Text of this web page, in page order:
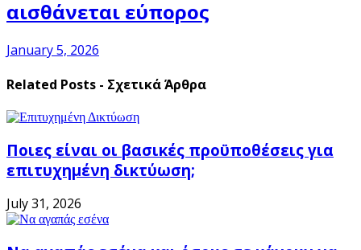
αισθάνεται εύπορος
January 5, 2026
Related Posts - Σχετικά Άρθρα
Ποιες είναι οι βασικές προϋποθέσεις για
επιτυχημένη δικτύωση;
July 31, 2026